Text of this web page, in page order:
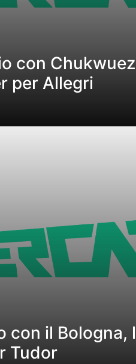
con
per Allegri
con il Bologna,
Tudor